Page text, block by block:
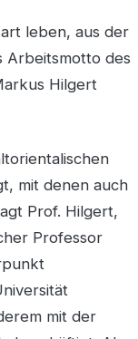
leben, aus der
Arbeitsmotto des
Hilgert
mit denen auch
Prof. Hilgert,
Professor
mit der